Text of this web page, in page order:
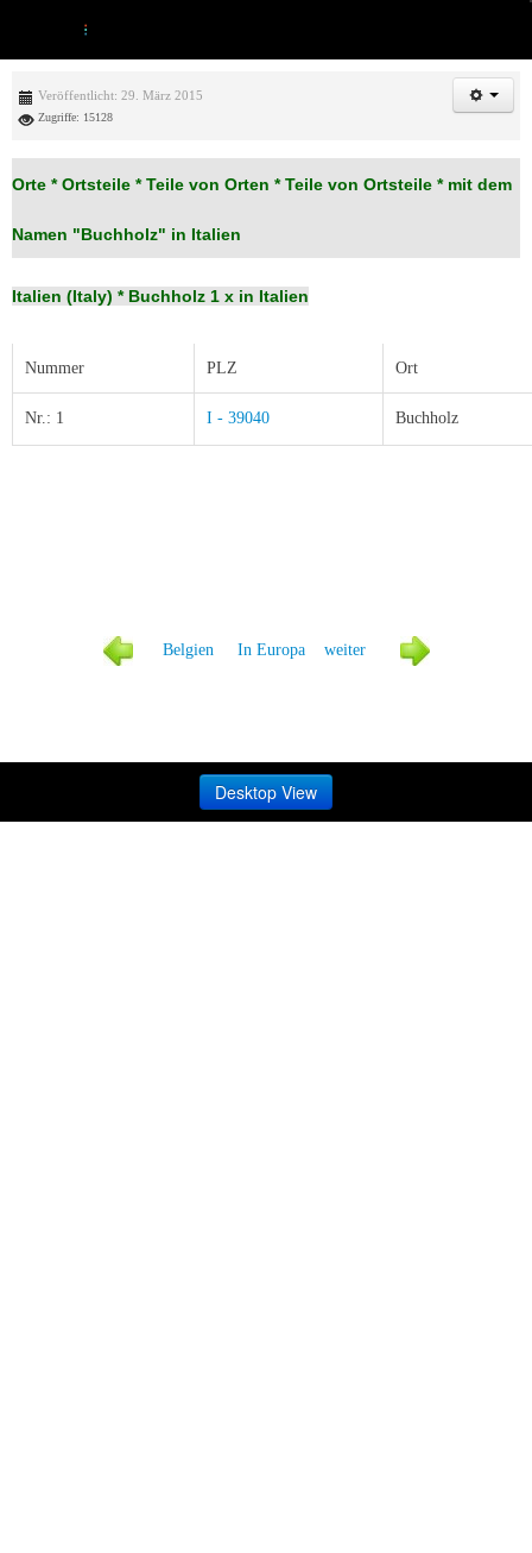
Veröffentlicht: 29. März 2015
Zugriffe: 15128
Orte * Ortsteile * Teile von Orten * Teile von Ortsteile * mit dem
Namen "Buchholz" in Italien
Italien (Italy) * Buchholz 1 x in Italien
Nummer PLZ Ort
Nr.: 1 I - 39040 Buchholz
Belgien In Europa weiter
Desktop View